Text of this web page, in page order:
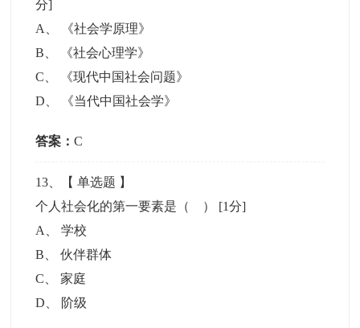
分]
A
《社会学原理》
B
《社会心理学》
C
《现代中国社会问题》
D
《当代中国社会学》
答案：C
13 、【单选题 】
个人社会化的第一要素是（ ） [1分]
A
、学校
B 、伙伴群体
C 、家庭
D
阶级